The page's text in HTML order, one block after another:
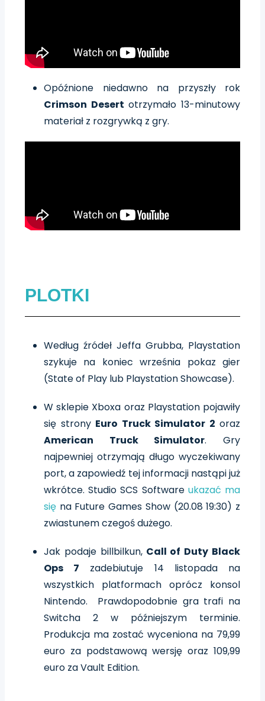
Opóźnione niedawno na przyszły rok
Crimson Desert otrzymało 13-minutowy
materiał z rozgrywką z gry.
PLOTKI
Według źródeł Jeffa Grubba, Playstation
szykuje na koniec września pokaz gier
(State of Play lub Playstation Showcase).
W sklepie Xboxa oraz Playstation pojawiły
się strony Euro Truck Simulator 2 oraz
American Truck Simulator. Gry
najpewniej otrzymają długo wyczekiwany
port, a zapowiedź tej informacji nastąpi już
wkrótce. Studio SCS Software ukazać ma
się na Future Games Show (20.08 19:30) z
zwiastunem czegoś dużego.
Jak podaje billbilkun,Call of Duty Black
Ops 7 zadebiutuje 14 listopada na
wszystkich platformach oprócz konsol
Nintendo. Prawdopodobnie gra trafi na
Switcha 2 w późniejszym terminie.
Produkcja ma zostać wyceniona na 79,99
euro za podstawową wersję oraz 109,99
euro za Vault Edition.